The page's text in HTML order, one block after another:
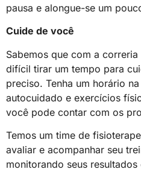
pausa e alongue-se um
Cuide de você
Sabemos que com a
difícil tirar um tempo para
preciso. Tenha um horário
autocuidado e exercícios
você pode contar com os
Temos um time de
avaliar e acompanhar seu
monitorando seus